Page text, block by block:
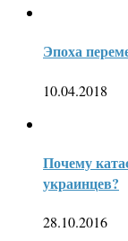
Эпоха
10.04.2018
Почему
украинцев?
28.10.2016